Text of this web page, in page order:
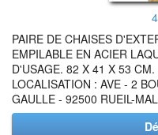
PAIRE DE CHAISES
EMPILABLE EN ACIER
D'USAGE. 82 X 41 X 53
LOCALISATION : AVE - 2
GAULLE - 92500 RUEIL-